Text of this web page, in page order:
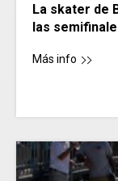
La skater de
las
Más info